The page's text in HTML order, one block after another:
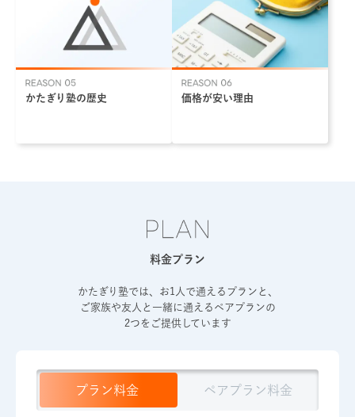
かたぎり塾の歴史 価格が安い理由
料金プラン
かたぎり塾では、お1人で通えるプランと、
ご家族や友人と 一緒に通えるペアプランの
2つをご提供しています
プラン料金 ペアプラン料金